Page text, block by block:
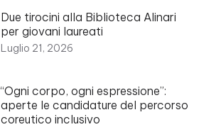
Due tirocini alla Biblioteca Alinari
per giovani laureati
Luglio 21, 2026
“Ogni corpo, ogni espressione”:
aperte le candidature del percorso
coreutico inclusivo